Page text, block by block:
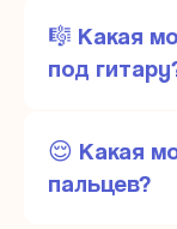
🎼 Какая
под
😌 Какая
пальцев?